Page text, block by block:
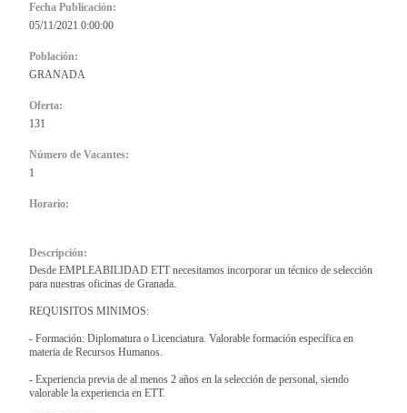
Fecha Publicación:
05/11/2021 0:00:00
Población:
GRANADA
Oferta:
131
Número de Vacantes:
1
Horario:
Descripción:
Desde EMPLEABILIDAD ETT necesitamos incorporar un técnico de selección
para nuestras oficinas de Granada.
REQUISITOS MINIMOS:
- Formación: Diplomatura o Licenciatura. Valorable formación específica en
materia de Recursos Humanos.
- Experiencia previa de al menos 2 años en la selección de personal, siendo
valorable la experiencia en ETT.